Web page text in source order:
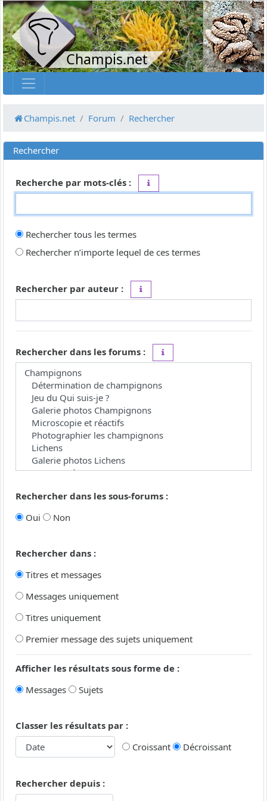
Champis.net
Champis.net Forum Rechercher
Rechercher
Recherche par mots-clés :
Rechercher tous les termes
Rechercher n’importe lequel de ces termes
Rechercher par auteur :
Rechercher dans les forums :
Rechercher dans les sous-forums :
Oui
Non
Rechercher dans :
Titres et messages
Messages uniquement
Titres uniquement
Premier message des sujets uniquement
Afficher les résultats sous forme de :
Messages
Sujets
Classer les résultats par :
Croissant
Décroissant
Rechercher depuis :